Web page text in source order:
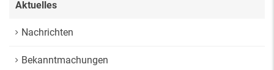
Aktuelles
Nachrichten
Bekanntmachungen